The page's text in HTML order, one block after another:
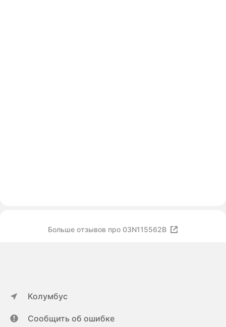
Больше отзывов про 03N115562B
Колумбус
Сообщить об ошибке